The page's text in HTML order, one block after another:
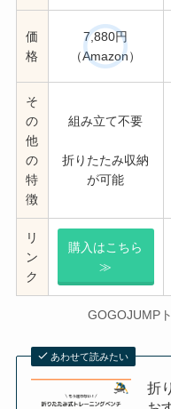
価
格
7,880円
（Amazon）
そ
の
他
の
特
徴
組み立て不要
折りたたみ収納
が可能
リ
ン
ク
購入はこちら
≫
GOGOJUMP
あわせて読みたい
折